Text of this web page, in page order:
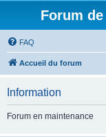
Forum
FAQ
Accueil du forum
Information
Forum en maintenance